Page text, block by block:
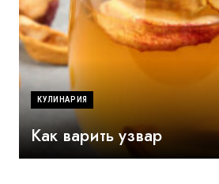
КУЛИНАРИЯ
Как варить узвар